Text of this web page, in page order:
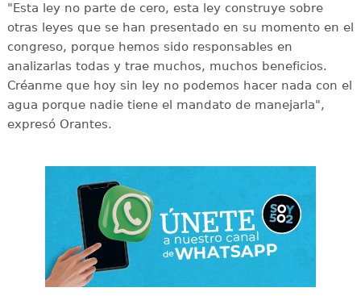
"Esta ley no parte de cero, esta ley construye sobre
otras leyes que se han presentado en su momento en el
congreso, porque hemos sido responsables en
analizarlas todas y trae muchos, muchos beneficios.
Créanme que hoy sin ley no podemos hacer nada con el
agua porque nadie tiene el mandato de manejarla",
expresó Orantes.